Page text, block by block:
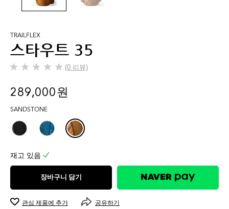
TRAILFLEX
스타우트 35
(0 리뷰)
별
개
0.0
개
입
289,000 원
SANDSTONE
재고 있음
장바구니 담기
관심 제품에 추가 공유하기